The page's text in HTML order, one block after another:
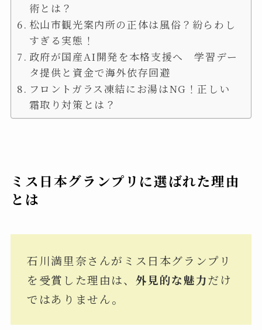
術とは？
松山市観光案内所の正体は風俗？紛らわし
すぎる実態！
政府が国産AI開発を本格支援へ 学習デー
タ提供と資金で海外依存回避
フロントガラス凍結にお湯はNG！正しい
霜取り対策とは？
ミス日本グランプリに選ばれた理由
とは
石川満里奈さんがミス日本グランプリ
を受賞した理由は、 外見的な魅力だけ
ではありません。